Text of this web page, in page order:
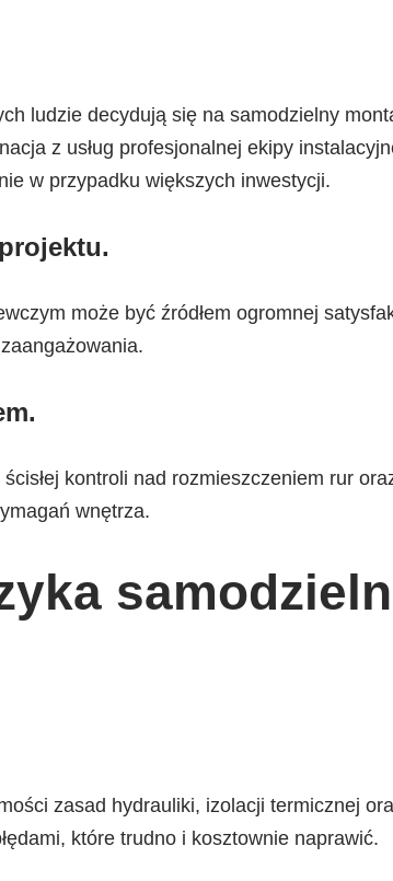
ludzie decydują się na samodzielny
z usług profesjonalnej ekipy
w przypadku większych inwestycji.
.
może być źródłem ogromnej
.
kontroli nad rozmieszczeniem rur
wnętrza.
zasad hydrauliki, izolacji termicznej
które trudno i kosztownie naprawić.